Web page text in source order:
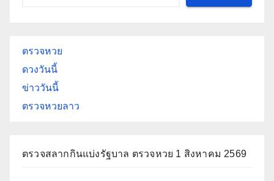
ตรวจหวย
ดวงวันนี้
ข่าววันนี้
ตรวจหวยลาว
ตรวจสลากกินแบ่งรัฐบาล ตรวจหวย 1 สิงหาคม 2569